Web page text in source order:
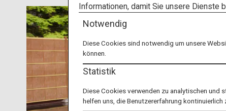
Informationen, damit Sie unsere Dienste
Notwendig
Diese Cookies sind notwendig um unsere
können.
Statistik
Diese Cookies verwenden zu analytischen
helfen uns, die Benutzererfahrung kontinuierlich